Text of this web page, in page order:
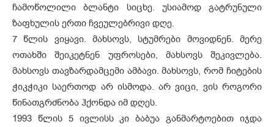
ჩამოწოლილი ბლანტი სიცხე. უსიამოდ გატრუნული
ზაფხულის ერთი ჩვეულებრივი დღე.
7 წლის ვიყავი. მახსოვს, სტუმრები მოვიდნენ. მერე
ოთახში შეიკეტნენ უფროსები, მახსოვს შეკივლება.
მახსოვს თავზარდამცემი ამბავი. მახსოვს, რომ ჩიტების
ჭიკჭიკი საერთოდ არ ისმოდა. არ ვიცი, ვის როგორი
წინათგრძნობა ჰქონდა იმ დღეს.
1993 წლის 5 ივლისს კი ბაბუა განმარტოებით იჯდა